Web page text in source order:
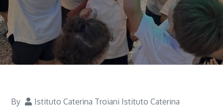
By
Istituto Caterina Troiani Istituto Caterina